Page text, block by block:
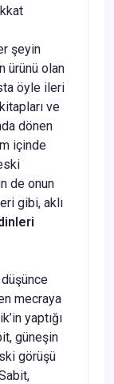
şeyin
ürünü olan
öyle ileri
ve
dönen
içinde
de onun
gibi, aklı
düşünce
mecraya
yaptığı
güneşin
görüşü